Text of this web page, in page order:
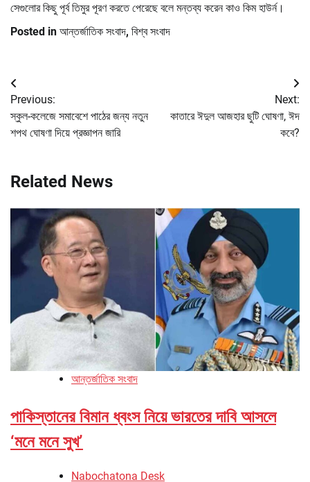
সেগুলোর কিছু পূর্ব তিমুর পূরণ করতে পেরেছে বলে মন্তব্য করেন কাও কিম হাউর্ন।
Posted in আন্তর্জাতিক সংবাদ, বিশ্ব সংবাদ
Post
navigation
Previous:
স্কুল-কলেজে সমাবেশে পাঠের জন্য নতুন
শপথ ঘোষণা দিয়ে প্রজ্ঞাপন জারি
Next:
কাতারে ঈদুল আজহার ছুটি ঘোষণা, ঈদ
কবে?
Related News
আন্তর্জাতিক সংবাদ
পাকিস্তানের বিমান ধ্বংস নিয়ে ভারতের দাবি আসলে
‘মনে মনে সুখ’
Nabochatona Desk